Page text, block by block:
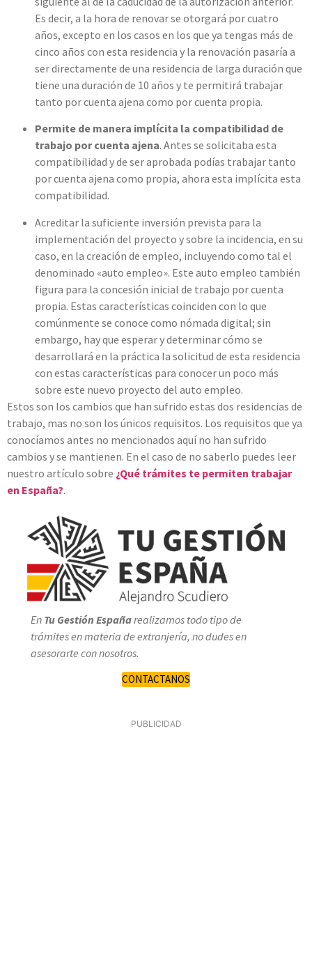
Es decir, a la hora de renovar se otorgará por cuatro
años, excepto en los casos en los que ya tengas más de
cinco años con esta residencia y la renovación pasaría a
ser directamente de una residencia de larga duración que
tiene una duración de 10 años y te permitirá trabajar
tanto por cuenta ajena como por cuenta propia.
Permite de manera implícita la compatibilidad de
trabajo por cuenta ajena. Antes se solicitaba esta
compatibilidad y de ser aprobada podías trabajar tanto
por cuenta ajena como propia, ahora esta implícita esta
compatibilidad.
Acreditar la suficiente inversión prevista para la
implementación del proyecto y sobre la incidencia, en su
caso, en la creación de empleo, incluyendo como tal el
denominado «auto empleo». Este auto empleo también
figura para la concesión inicial de trabajo por cuenta
propia. Estas características coinciden con lo que
comúnmente se conoce como nómada digital; sin
embargo, hay que esperar y determinar cómo se
desarrollará en la práctica la solicitud de esta residencia
con estas características para conocer un poco más
sobre este nuevo proyecto del auto empleo.
Estos son los cambios que han sufrido estas dos residencias de
trabajo, mas no son los únicos requisitos. Los requisitos que ya
conocíamos antes no mencionados aquí no han sufrido
cambios y se mantienen. En el caso de no saberlo puedes leer
nuestro artículo sobre ¿Qué trámites te permiten trabajar
en España?.
En Tu Gestión Españarealizamos todo tipo de
trámites en materia de extranjería, no dudes en
asesorarte con nosotros.
CONTACTANOS
PUBLICIDAD